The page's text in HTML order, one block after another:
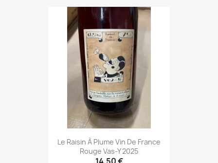
Le Raisin À Plume Vin De France
Rouge Vas-Y 2025